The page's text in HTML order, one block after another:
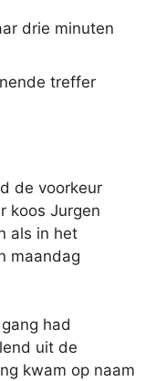
drie minuten
treffer
de voorkeur
koos Jurgen
als in het
maandag
had
uit de
kwam op naam